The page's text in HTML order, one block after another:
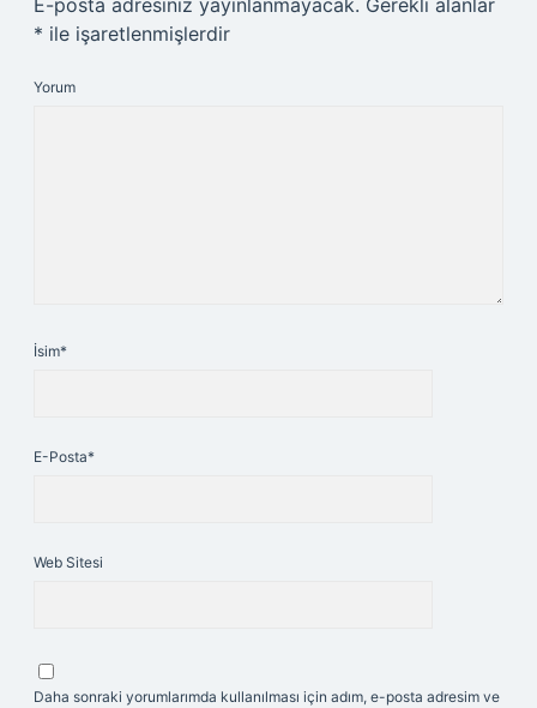
E-posta adresiniz yayınlanmayacak. Gerekli alanlar
* ile işaretlenmişlerdir
Yorum
İsim*
E-Posta*
Web Sitesi
Daha sonraki yorumlarımda kullanılması için adım, e-posta adresim ve